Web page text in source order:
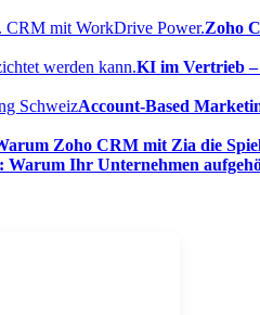
Zoho
KI im Vertrieb
Account-Based
Zoho CRM mit Zia die
Warum Ihr Unternehmen